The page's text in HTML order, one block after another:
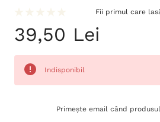
Fii primul care
39,50 Lei
Indisponibil
Primește email când